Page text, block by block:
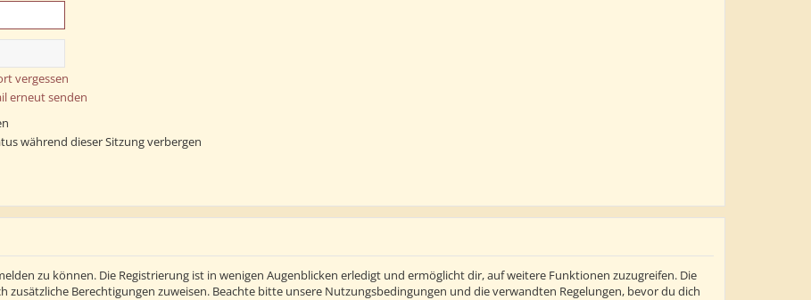
vergessen
erneut senden
während dieser Sitzung verbergen
zu können. Die Registrierung ist in wenigen Augenblicken erledigt und ermöglicht dir, auf weitere Funktionen zuzugreifen. Die
Berechtigungen zuweisen. Beachte bitte unsere Nutzungsbedingungen und die verwandten Regelungen, bevor du dich